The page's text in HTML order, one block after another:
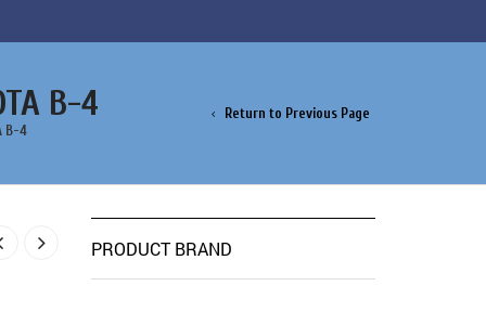
В-4
В-4
Return to Previous Page
PRODUCT BRAND